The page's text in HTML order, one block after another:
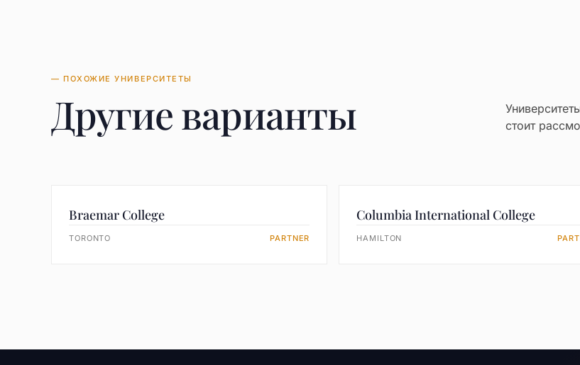
— ПОХОЖИЕ УНИВЕРСИТЕТЫ
Другие варианты
стоит
Braemar College
TORONTO PARTNER
Columbia International College
HAMILTON